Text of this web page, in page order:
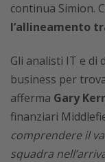
continua Simion.
l’allineamento
Gli analisti IT e di
business per
afferma Gary
finanziari
comprendere il
squadra